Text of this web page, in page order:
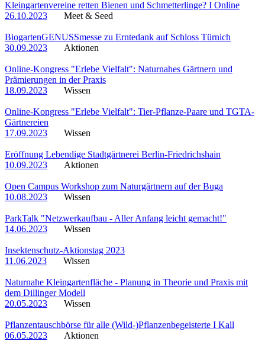
Kleingartenvereine retten Bienen und Schmetterlinge? I Online
26.10.2023
Meet & Seed
BiogartenGENUSSmesse zu Erntedank auf Schloss Türnich
30.09.2023
Aktionen
Online-Kongress "Erlebe Vielfalt": Naturnahes Gärtnern und
Prämierungen in der Praxis
18.09.2023
Wissen
Online-Kongress "Erlebe Vielfalt": Tier-Pflanze-Paare und TGTA-
Gärtnereien
17.09.2023
Wissen
Eröffnung Lebendige Stadtgärtnerei Berlin-Friedrichshain
10.09.2023
Aktionen
Open Campus Workshop zum Naturgärtnern auf der Buga
10.08.2023
Wissen
ParkTalk "Netzwerkaufbau - Aller Anfang leicht gemacht!"
14.06.2023
Wissen
Insektenschutz-Aktionstag 2023
11.06.2023
Wissen
Naturnahe Kleingartenfläche - Planung in Theorie und Praxis mit
dem Dillinger Modell
20.05.2023
Wissen
Pflanzentauschbörse für alle (Wild-)Pflanzenbegeisterte I Kall
06.05.2023
Aktionen